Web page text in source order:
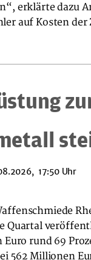
erklärte dazu
auf Kosten
17:50 Uhr
Quartal
Euro rund 69
562 Millionen